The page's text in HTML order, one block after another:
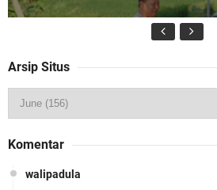
Hadapi Tantangan Kamtibmas
Arsip Situs
Komentar
walipadula